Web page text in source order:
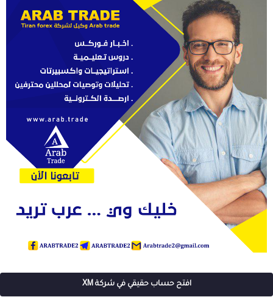
افتح حساب حقيقي في شركة XM